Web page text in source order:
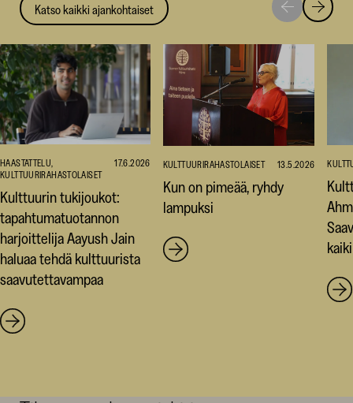
Katso kaikki ajankohtaiset
Siirry
seuraavaan
Siirry
HAASTATTELU,
KULTTUURIRAHASTOLAISET
17.6.2026
Kulttuurin tukijoukot:
tapahtumatuotannon
harjoittelija Aayush Jain
haluaa tehdä kulttuurista
saavutettavampaa
KULTTUURIRAHASTOLAISET 13.5.2026
Kun on pimeää, ryhdy
lampuksi